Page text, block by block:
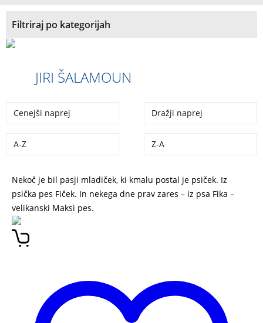
Filtriraj po kategorijah
JIRI ŠALAMOUN
Cenejši naprej Dražji naprej
A-Z Z-A
Nekoč je bil pasji mladiček, ki kmalu postal je psiček. Iz
psička pes Fiček. In nekega dne prav zares – iz psa Fika –
velikanski Maksi pes.